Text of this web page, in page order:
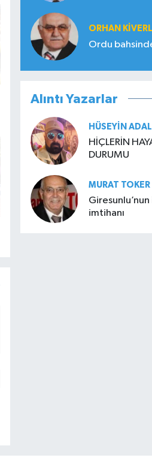
ORHAN
Ordu
Alıntı Yazarlar
HÜSEYIN
HİÇLERİN
DURUMU
MURAT TOKER
imtihanı